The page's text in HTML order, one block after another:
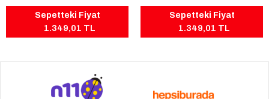
Sepetteki Fiyat
1.349,01 TL
Sepetteki Fiyat
1.349,01 TL